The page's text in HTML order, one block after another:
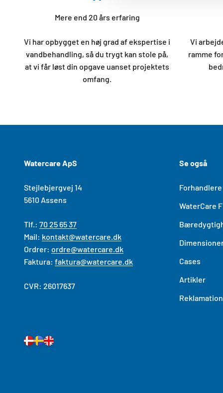
Mere end 20 års erfaring
Vi har opbygget en høj grad af ekspertise i
vandbehandling, så du trygt kan stole på,
at vi får løst din opgave uanset projektets
omfang.
Vi
ramme
Watercare ApS
Stejlebjergvej 14
5610 As​sens
Tlf.: 70 25 65 37
Mail: kontakt@watercare.dk
Ordrer: ordre@watercare.dk
Faktura: faktura@watercare.dk
CVR: 26017637
Se også
Forhandlere
WaterCare
Cases
Artikler
Reklamation